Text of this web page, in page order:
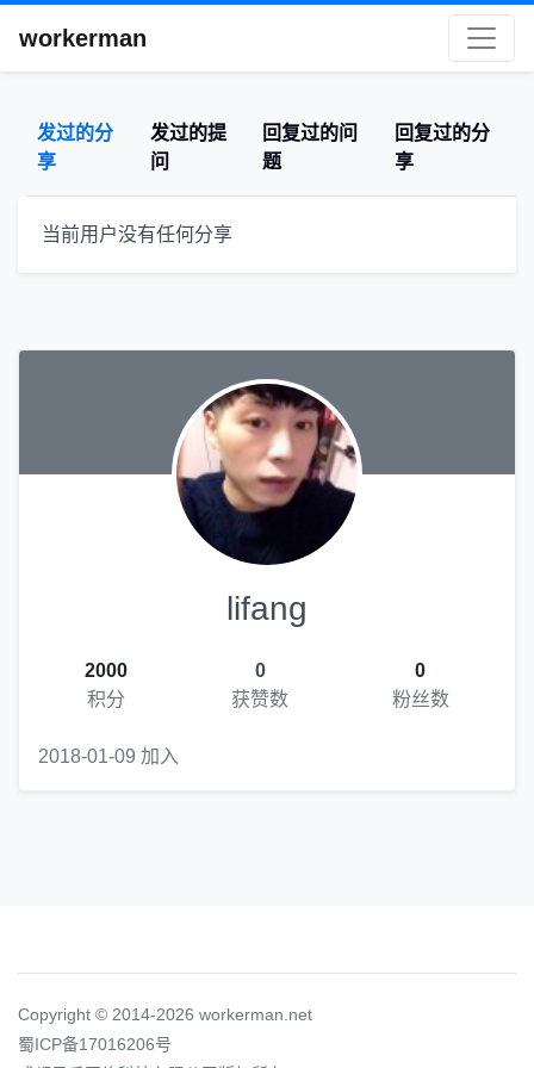
workerman
发过的分
享
发过的提
问
回复过的问
题
回复过的分
享
当前用户没有任何分享
lifang
2000
积分
0
获赞数
0
粉丝数
2018-01-09 加入
Copyright © 2014-2026 workerman.net
蜀ICP备17016206号